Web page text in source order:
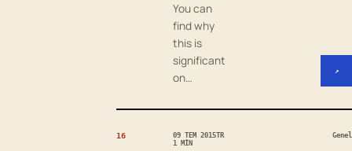
You can
find why
this is
significant
on…
↗
16 09 TEM 2015TR
1 MIN
Genel